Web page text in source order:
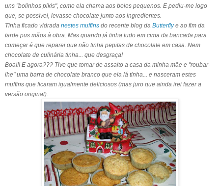
uns "bolinhos pikis", como ela chama aos bolos pequenos. E pediu-me logo
que, se possível, levasse chocolate junto aos ingredientes.
Tinha ficado vidrada nestes muffins do recente blog da Butterflye ao fim da
tarde pus mãos à obra. Mas quando já tinha tudo em cima da bancada para
começar é que reparei que não tinha pepitas de chocolate em casa. Nem
chocolate de culinária tinha... que desgraça!
Boa!!! E agora??? Tive que tomar de assalto a casa da minha mãe e "roubar-
lhe" uma barra de chocolate branco que ela lá tinha... e nasceram estes
muffins que ficaram igualmente deliciosos (mas juro que ainda irei fazer a
versão original).